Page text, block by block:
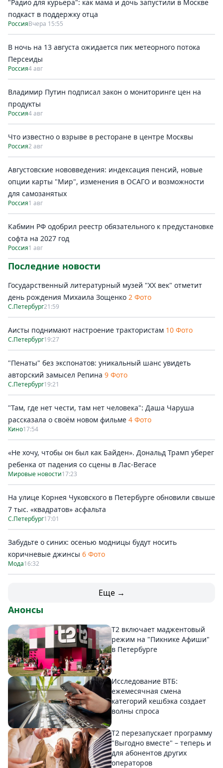
"Радио для курьера": как мама и дочь запустили в Москве
подкаст в поддержку отца
РоссияВчера 15:55
В ночь на 13 августа ожидается пик метеорного потока
Персеиды
Россия4 авг
Владимир Путин подписал закон о мониторинге цен на
продукты
Россия4 авг
Что известно о взрыве в ресторане в центре Москвы
Россия2 авг
Августовские нововведения: индексация пенсий, новые
опции карты "Мир", изменения в ОСАГО и возможности
для самозанятых
Россия1 авг
Кабмин РФ одобрил реестр обязательного к предустановке
софта на 2027 год
Россия1 авг
Последние новости
Государственный литературный музей "ХХ век" отметит
день рождения Михаила Зощенко 2 Фото
С.Петербург21:59
Аисты поднимают настроение трактористам 10 Фото
С.Петербург19:27
"Пенаты" без экспонатов: уникальный шанс увидеть
авторский замысел Репина 9 Фото
С.Петербург19:21
"Там, где нет чести, там нет человека": Даша Чаруша
рассказала о своём новом фильме 4 Фото
Кино17:54
«Не хочу, чтобы он был как Байден». Дональд Трамп уберег
ребенка от падения со сцены в Лас-Вегасе
Мировые новости17:23
На улице Корнея Чуковского в Петербурге обновили свыше
7 тыс. «квадратов» асфальта
С.Петербург17:01
Забудьте о синих: осенью модницы будут носить
коричневые джинсы 6 Фото
Мода16:32
Еще →
Анонсы
Т2 включает маджентовый
режим на "Пикнике Афиши"
в Петербурге
Исследование ВТБ:
ежемесячная смена
категорий кешбэка создает
волны спроса
Т2 перезапускает программу
"Выгодно вместе" – теперь и
для абонентов других
операторов